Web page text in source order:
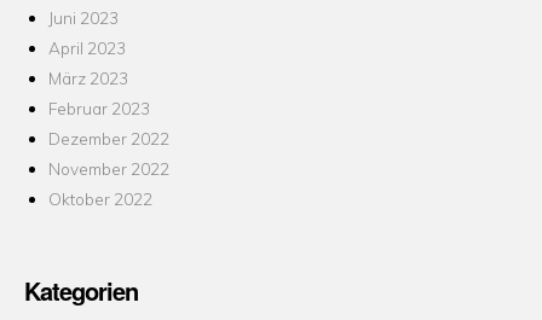
Juni 2023
April 2023
März 2023
Februar 2023
Dezember 2022
November 2022
Oktober 2022
Kategorien